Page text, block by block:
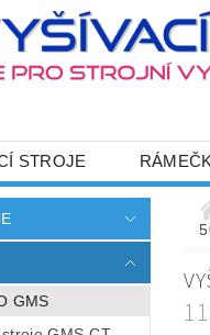
STROJE
NITÍ A STARTOVACÍ
ZAKÁZKOVÁ
(NÁKLADŮ
OSOBNÍCH ÚDAJŮ
GMS